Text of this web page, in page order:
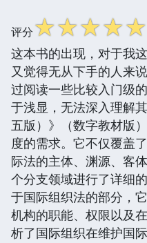
评分☆☆☆☆☆
这本书的出现，对于我
又觉得无从下手的人来
过阅读一些比较入门级
于浅显，无法深入理解
五版）》（数字教材版
度的需求。它不仅覆盖
际法的主体、渊源、客
个分支领域进行了详细
于国际组织法的部分，
机构的职能、权限以及
析了国际组织在维护国